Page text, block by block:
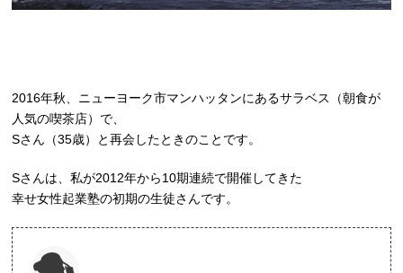
2016年秋、ニューヨーク市マンハッタンにあるサラベス（朝食が
人気の喫茶店）で、
Sさん（35歳）と再会したときのことです。
Sさんは、私が2012年から10期連続で開催してきた
幸せ女性起業塾の初期の生徒さんです。